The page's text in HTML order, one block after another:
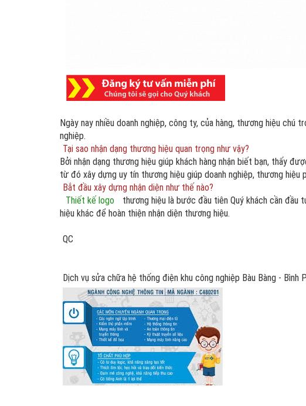
Ngày nay nhiều doanh nghiệp, công ty, của hàng, thương hiệu chú
nghiệp.
Tại sao nhận dạng thương hiệu quan trọng như vậy?
Bởi nhận dạng thương hiệu giúp khách hàng nhận biết bạn, thấy
từ đó xây dựng uy tín thương hiệu giúp doanh nghiệp, thương hiệu
Bắt đầu xây dựng nhận diện như thế nào?
Thiết kế logo
thương hiệu là bước đầu tiên Quý khách cần
hiệu khác để hoàn thiện nhận diện thương hiệu.
QC
Dịch vụ sửa chữa hệ thống điện khu công nghiệp Bàu Bàng - Bình